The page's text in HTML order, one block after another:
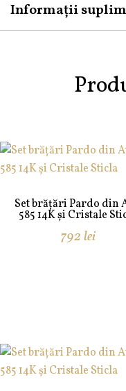
Informații
Set brățări Pardo din
585 14K și Cristale
792lei